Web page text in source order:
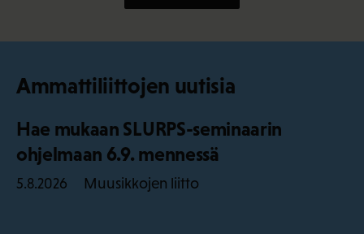
Ammattiliittojen uutisia
Hae mukaan SLURPS-seminaarin
ohjelmaan 6.9. mennessä
5.8.2026 Muusikkojen liitto